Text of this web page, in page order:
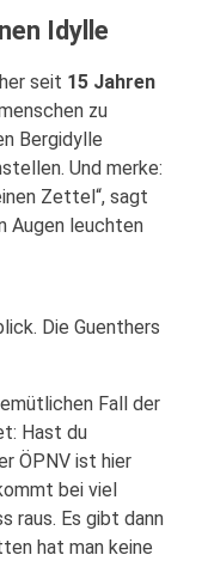
Idylle
seit 15 Jahren
zu
Bergidylle
Und merke:
Zettel“, sagt
Augen leuchten
Die Guenthers
Fall der
Hast du
ÖPNV ist hier
bei viel
raus. Es gibt dann
hat man keine